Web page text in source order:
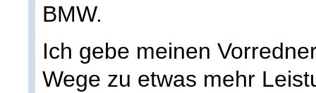
BMW.
Ich gebe meinen
Wege zu etwas mehr